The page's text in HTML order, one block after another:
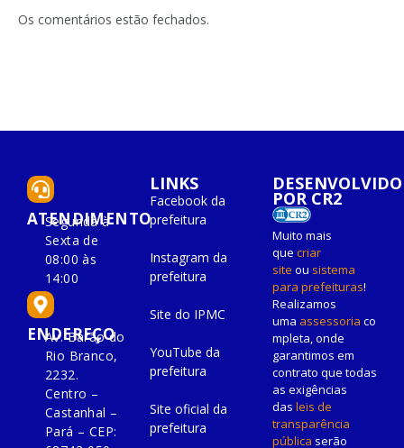
Os comentários estão fechados.
ATENDIMENTO
Segunda à
Sexta de
08:00 às
14:00
ENDEREÇO
Av. Barão do
Rio Branco,
2232.
Centro –
Castanhal –
Pará – CEP:
LINKS
Facebook da
prefeitura
Instagram da
prefeitura
Site do IPMC
YouTube da
prefeitura
Site oficial da
prefeitura
DESENVOLVIDO
POR CR2
Muito mais
que criar
site ou sistema
para prefeituras!
Realizamos
uma assessoria co
mpleta, onde
garantimos em
contrato que todas
as exigências
das leis de
transparência
pública serão